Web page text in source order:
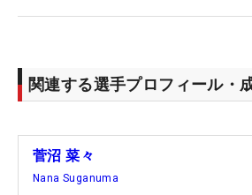
関連する選手プロフィール・
菅沼 菜々
Nana Suganuma